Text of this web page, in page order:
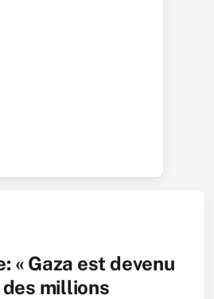
« Gaza est devenu
millions